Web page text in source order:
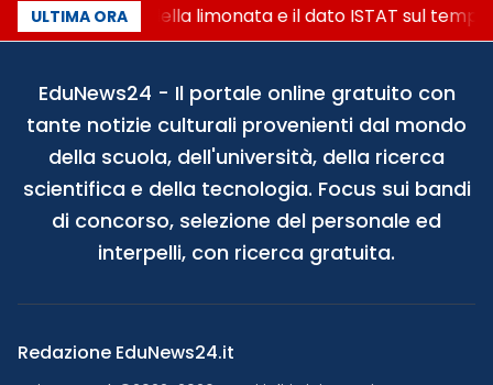
ULTIMA ORA
La denuncia della limonata e il dato ISTAT sul tempo
EduNews24 - Il portale online gratuito con
tante notizie culturali provenienti dal mondo
della scuola, dell'università, della ricerca
scientifica e della tecnologia. Focus sui bandi
di concorso, selezione del personale ed
interpelli, con ricerca gratuita.
Redazione EduNews24.it